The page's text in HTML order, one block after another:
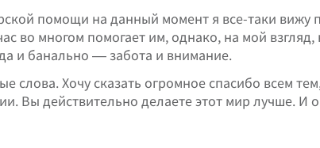
помощи на данный момент я все-таки вижу
во многом помогает им, однако, на мой
и банально — забота и внимание.
слова. Хочу сказать огромное спасибо всем
Вы действительно делаете этот мир лучше. И